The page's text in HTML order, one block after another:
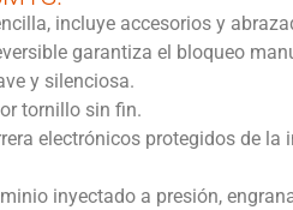
incluye accesorios y
garantiza el bloqueo
y silenciosa.
tornillo sin fin.
electrónicos protegidos de la
inyectado a presión,